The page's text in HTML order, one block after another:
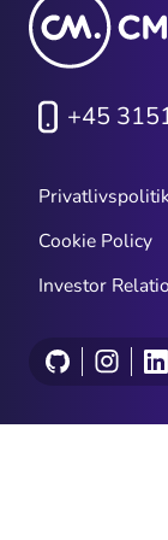
+45
Cookie Policy
Investor